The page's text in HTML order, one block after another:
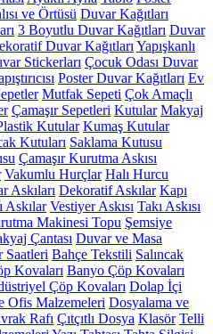
ve Örtüsü Duvar Kağıtları
3 Boyutlu Duvar Kağıtları Duvar
Duvar Kağıtları Yapışkanlı
Stickerları Çocuk Odası Duvar
Poster Duvar Kağıtları Ev
Mutfak Sepeti Çok Amaçlı
Çamaşır Sepetleri Kutular Makyaj
Kutular Kumaş Kutular
Kutuları Saklama Kutusu
Çamaşır Kurutma Askısı
Vakumlu Hurçlar Halı Hurcu
Askıları Dekoratif Askılar Kapı
Askılar Vestiyer Askısı Takı Askısı
Makinesi Topu Şemsiye
Çantası Duvar ve Masa
Saatleri Bahçe Tekstili Salıncak
Kovaları Banyo Çöp Kovaları
Çöp Kovaları Dolap İçi
Ofis Malzemeleri Dosyalama ve
Rafı Çıtçıtlı Dosya Klasör Telli